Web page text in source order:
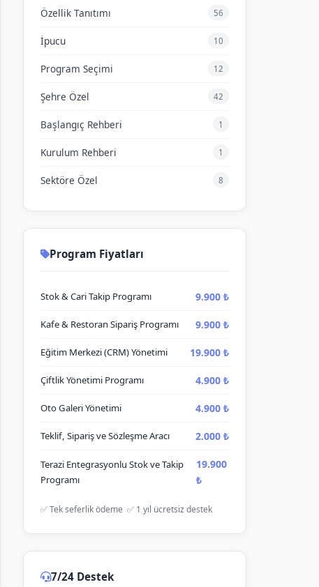
Özellik Tanıtımı 56
İpucu 10
Program Seçimi 12
Şehre Özel 42
Başlangıç Rehberi 1
Kurulum Rehberi 1
Sektöre Özel 8
Program Fiyatları
Stok & Cari Takip Programı 9.900 ₺
Kafe & Restoran Sipariş Programı 9.900 ₺
Eğitim Merkezi (CRM) Yönetimi 19.900 ₺
Çiftlik Yönetimi Programı 4.900 ₺
Oto Galeri Yönetimi 4.900 ₺
Teklif, Sipariş ve Sözleşme Aracı 2.000 ₺
Terazi Entegrasyonlu Stok ve Takip
Programı
19.900
₺
✅ Tek seferlik ödeme ✅ 1 yıl ücretsiz destek
7/24 Destek